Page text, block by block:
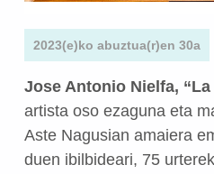
2023(e)ko abuztua(r)en 30a
Jose Antonio Nielfa, “La
artista oso ezaguna eta
Aste Nagusian amaiera
duen ibilbideari, 75